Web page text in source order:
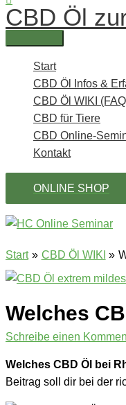
CBD Öl
Hauptmenü
Start
CBD Öl Infos &
CBD Öl WIKI
CBD für Tiere
CBD Online-
Kontakt
ONLINE SHOP
Start CBD Öl WIKI
Welches
Schreibe einen
Welches CBD Öl bei
Beitrag soll dir bei der